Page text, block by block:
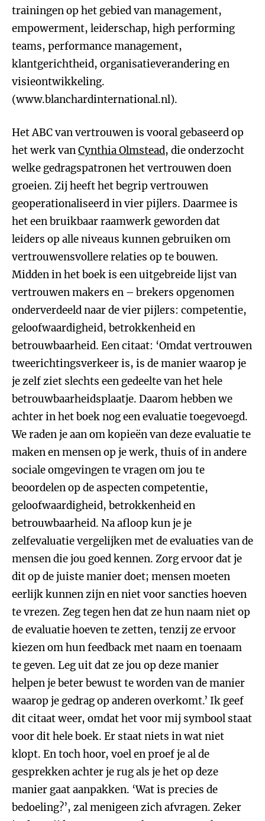
trainingen op het gebied van management,
empowerment, leiderschap, high performing
teams, performance management,
klantgerichtheid, organisatieverandering en
visieontwikkeling.
(www.blanchardinternational.nl).
Het ABC van vertrouwen is vooral gebaseerd op
het werk vanCynthia Olmstead, die onderzocht
welke gedragspatronen het vertrouwen doen
groeien. Zij heeft het begrip vertrouwen
geoperationaliseerd in vier pijlers. Daarmee is
het een bruikbaar raamwerk geworden dat
leiders op alle niveaus kunnen gebruiken om
vertrouwensvollere relaties op te bouwen.
Midden in het boek is een uitgebreide lijst van
vertrouwen makers en – brekers opgenomen
onderverdeeld naar de vier pijlers: competentie,
geloofwaardigheid, betrokkenheid en
betrouwbaarheid. Een citaat: ‘Omdat vertrouwen
tweerichtingsverkeer is, is de manier waarop je
je zelf ziet slechts een gedeelte van het hele
betrouwbaarheidsplaatje. Daarom hebben we
achter in het boek nog een evaluatie toegevoegd.
We raden je aan om kopieën van deze evaluatie te
maken en mensen op je werk, thuis of in andere
sociale omgevingen te vragen om jou te
beoordelen op de aspecten competentie,
geloofwaardigheid, betrokkenheid en
betrouwbaarheid. Na afloop kun je je
zelfevaluatie vergelijken met de evaluaties van de
mensen die jou goed kennen. Zorg ervoor dat je
dit op de juiste manier doet; mensen moeten
eerlijk kunnen zijn en niet voor sancties hoeven
te vrezen. Zeg tegen hen dat ze hun naam niet op
de evaluatie hoeven te zetten, tenzij ze ervoor
kiezen om hun feedback met naam en toenaam
te geven. Leg uit dat ze jou op deze manier
helpen je beter bewust te worden van de manier
waarop je gedrag op anderen overkomt.’ Ik geef
dit citaat weer, omdat het voor mij symbool staat
voor dit hele boek. Er staat niets in wat niet
klopt. En toch hoor, voel en proef je al de
gesprekken achter je rug als je het op deze
manier gaat aanpakken. ‘Wat is precies de
bedoeling?’, zal menigeen zich afvragen. Zeker